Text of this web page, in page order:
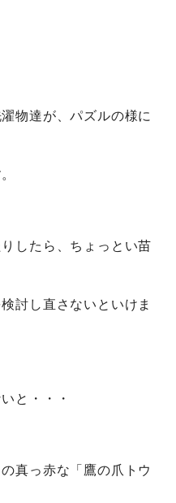
物達が、パズルの様に
したら、ちょっとい苗
討し直さないといけま
と・・・
真っ赤な「鷹の爪トウ